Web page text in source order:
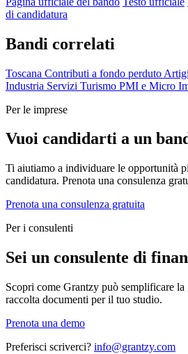
di candidatura
Bandi correlati
Toscana Contributi a fondo perduto
Industria Servizi Turismo PMI e Micro
Per le imprese
Vuoi candidarti a un
Ti aiutiamo a individuare le opportunità
candidatura. Prenota una consulenza
Prenota una consulenza gratuita
Per i consulenti
Sei un consulente di
Scopri come Grantzy può semplificare la
raccolta documenti per il tuo studio.
Prenota una demo
Preferisci scriverci? info@grantzy.com